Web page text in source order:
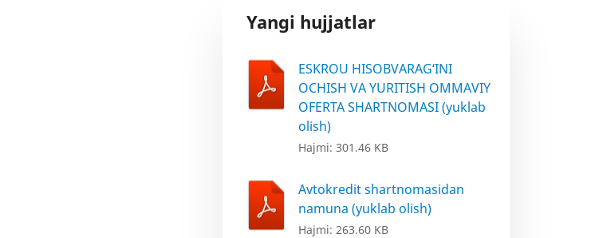
Yangi hujjatlar
ESKROU HISOBVARAG‘INI
OCHISH VA YURITISH OMMAVIY
OFERTA SHARTNOMASI (yuklab
olish)
Hajmi: 301.46 KB
Avtokredit shartnomasidan
namuna (yuklab olish)
Hajmi: 263.60 KB